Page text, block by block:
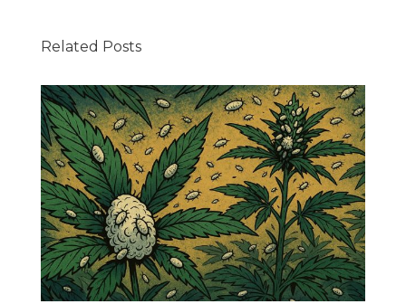
Related Posts